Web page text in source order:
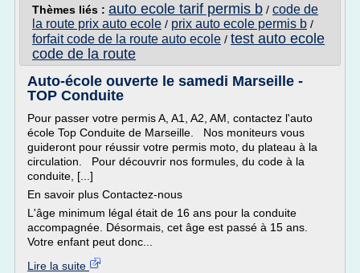
Thèmes liés : auto ecole tarif permis b / code de
la route prix auto ecole / prix auto ecole permis b /
forfait code de la route auto ecole / test auto ecole
code de la route
Auto-école ouverte le samedi Marseille -
TOP Conduite
Pour passer votre permis A, A1, A2, AM, contactez l'auto
école Top Conduite de Marseille. Nos moniteurs vous
guideront pour réussir votre permis moto, du plateau à la
circulation. Pour découvrir nos formules, du code à la
conduite, [...]
En savoir plus Contactez-nous
L'âge minimum légal était de 16 ans pour la conduite
accompagnée. Désormais, cet âge est passé à 15 ans.
Votre enfant peut donc...
Lire la suite